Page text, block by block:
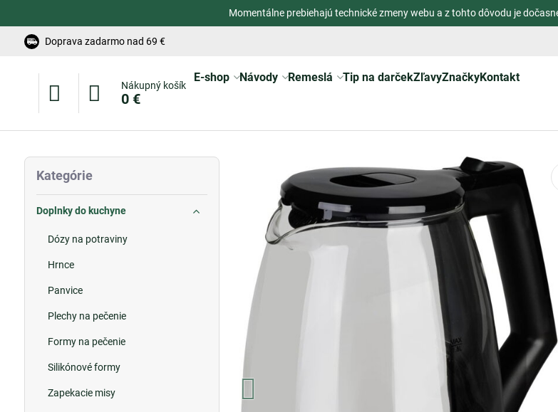
Momentálne prebiehajú technické zmeny webu a z tohto dôvodu je
Doprava zadarmo nad 69 €
Nákupný košík
0 €
E-shop Návody Remeslá Tip na darčekZľavyZnačkyKontakt
Kategórie
Doplnky do kuchyne
Dózy na potraviny
Hrnce
Panvice
Plechy na pečenie
Formy na pečenie
Silikónové formy
Zapekacie misy